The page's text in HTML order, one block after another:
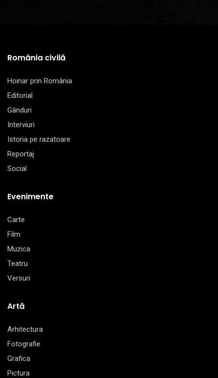
România civilă
Hoinar prin România
Editorial
Gânduri
Interviuri
Istoria pe razatoare
Reportaj
Social
Evenimente
Carte
Film
Muzica
Teatru
Versuri
Artă
Arhitectura
Fotografie
Grafica
Pictura